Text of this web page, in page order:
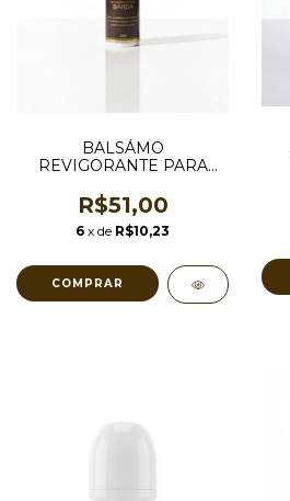
BALSÁMO
REVIGORANTE PARA
R$51,00
6 x de R$10,23